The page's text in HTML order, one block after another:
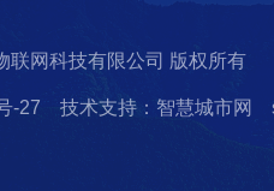
联网科技有限公司 版权所有
-27 技术支持：智慧城市网